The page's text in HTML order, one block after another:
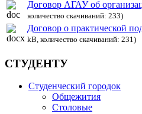
Договор АГАУ об
количество скачиваний: 233)
Договор о практической
kB, количество скачиваний: 231)
СТУДЕНТУ
Студенческий городок
Общежития
Столовые